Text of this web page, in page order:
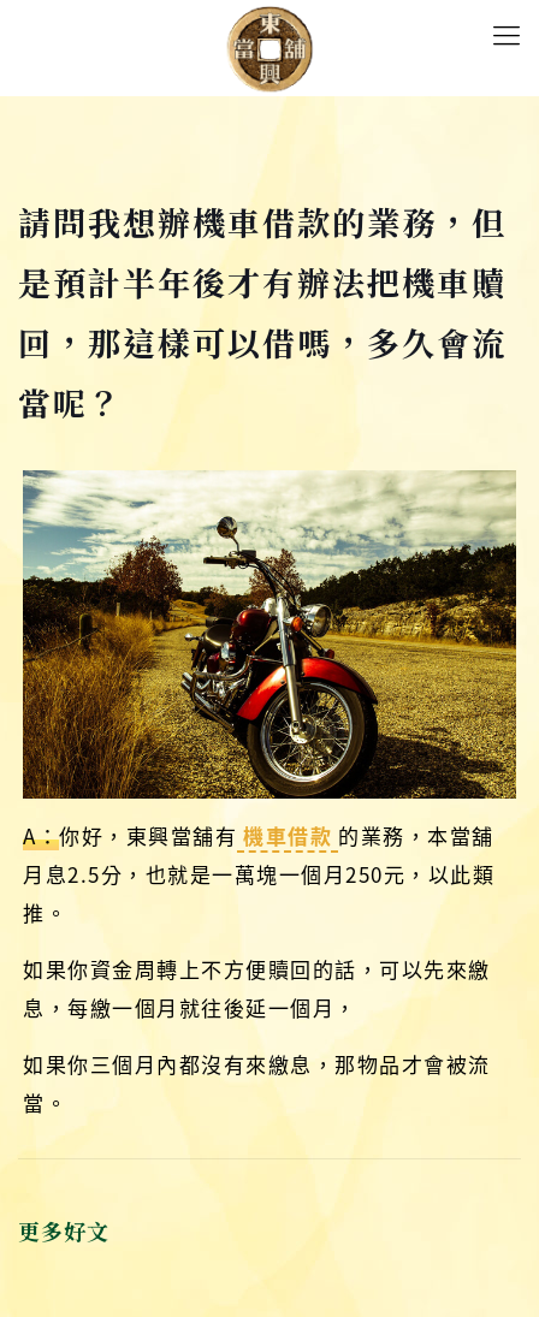
請問我想辦機車借款的業務，但
是預計半年後才有辦法把機車贖
回，那這樣可以借嗎，多久會流
當呢？
A：你好，東興當舖有 機車借款 的業務，本當舖
月息2.5分，也就是一萬塊一個月250元，以此類
推。
如果你資金周轉上不方便贖回的話，可以先來繳
息，每繳一個月就往後延一個月，
如果你三個月內都沒有來繳息，那物品才會被流
當。
更多好文